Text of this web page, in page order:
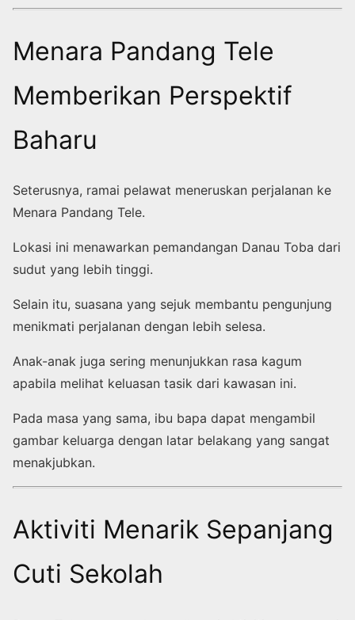
Menara Pandang Tele
Memberikan Perspektif
Baharu
Seterusnya, ramai pelawat meneruskan perjalanan ke
Menara Pandang Tele.
Lokasi ini menawarkan pemandangan Danau Toba dari
sudut yang lebih tinggi.
Selain itu, suasana yang sejuk membantu pengunjung
menikmati perjalanan dengan lebih selesa.
Anak-anak juga sering menunjukkan rasa kagum
apabila melihat keluasan tasik dari kawasan ini.
Pada masa yang sama, ibu bapa dapat mengambil
gambar keluarga dengan latar belakang yang sangat
menakjubkan.
Aktiviti Menarik Sepanjang
Cuti Sekolah